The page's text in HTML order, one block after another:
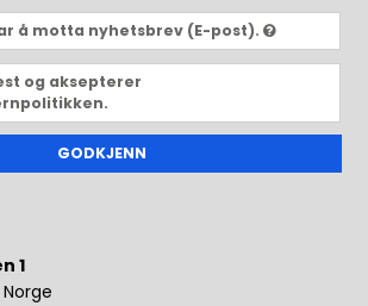
å motta nyhetsbrev (E-post).
og aksepterer
GODKJENN
1